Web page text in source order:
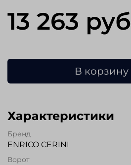
13 263 руб
В корзину
Характеристики
Бренд
ENRICO CERINI
Ворот